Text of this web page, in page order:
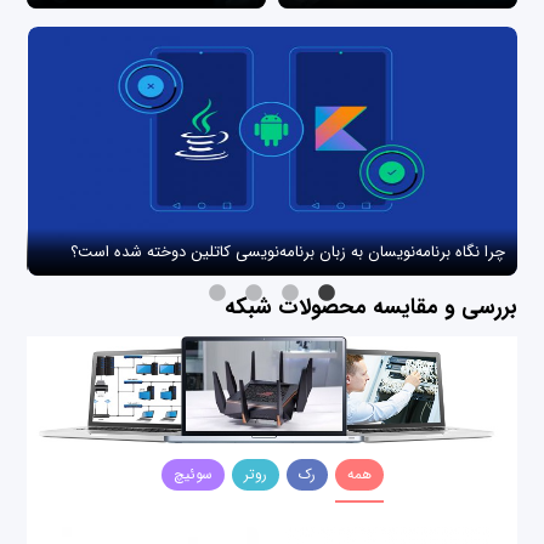
چرا نگاه برنامه‌نویسان به زبان برنامه‌نویسی کاتلین دوخته شده است؟
بررسی و مقایسه محصولات شبکه
همه رک روتر سوئیچ